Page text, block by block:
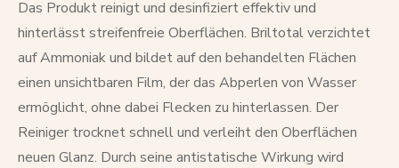
Das Produkt reinigt und desinfiziert effektiv und
hinterlässt streifenfreie Oberflächen. Briltotal verzichtet
auf Ammoniak und bildet auf den behandelten Flächen
einen unsichtbaren Film, der das Abperlen von Wasser
ermöglicht, ohne dabei Flecken zu hinterlassen. Der
Reiniger trocknet schnell und verleiht den Oberflächen
neuen Glanz. Durch seine antistatische Wirkung wird